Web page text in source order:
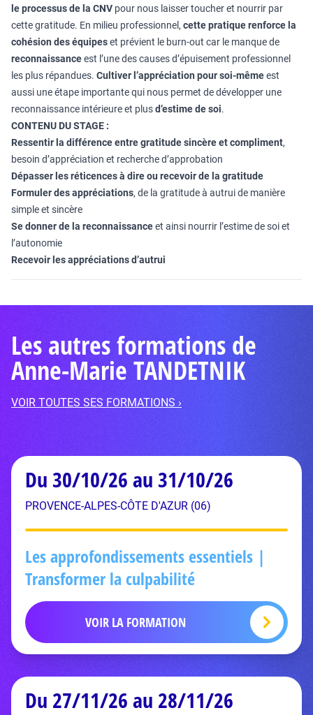
leprocessus de la CNV pour nous laisser toucher et nourrir par
cette gratitude. En milieu professionnel, cette pratique renforce la
cohésion des équipeset prévient le burn-out car le manque de
reconnaissanceest l’une des causes d’épuisement professionnel
les plus répandues. Cultiver l’appréciation pour soi-mêmeest
aussi une étape importante qui nous permet de développer une
reconnaissance intérieure et plusd’estime de soi.
CONTENU DU STAGE :
Ressentir la différence entre gratitude sincère et compliment,
besoin d’appréciation et recherche d’approbation
Dépasser les réticences à dire ou recevoir de la gratitude
Formuler des appréciations, de la gratitude à autrui de manière
simple et sincère
Se donner de la reconnaissanceet ainsi nourrir l’estime de soi et
l’autonomie
Recevoir les appréciations d’autrui
Les autres formations de
Anne-Marie TANDETNIK
VOIR TOUTES SES FORMATIONS ›
Du 30/10/26 au 31/10/26
PROVENCE-ALPES-CÔTE D'AZUR (06)
Les approfondissements essentiels |
Transformer la culpabilité
VOIR LA FORMATION
Du 27/11/26 au 28/11/26